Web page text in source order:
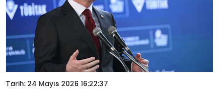
Tarih: 24 Mayıs 2026 16:22:37